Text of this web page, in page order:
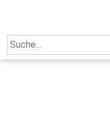
Search
for: